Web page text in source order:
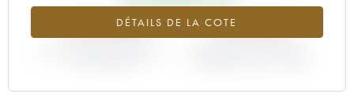
1950 1949 1948
DÉTAILS DE LA COTE
+155.86% +55.26%